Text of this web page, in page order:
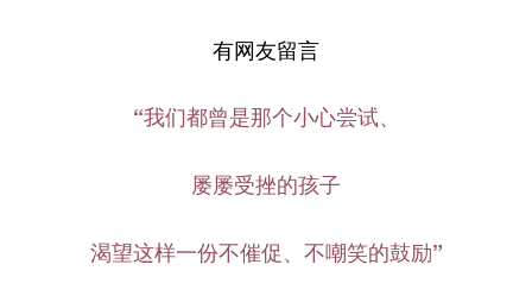
有网友留言
“我们都曾是那个小心尝试、
屡屡受挫的孩子
渴望这样一份不催促、不嘲笑的鼓励”